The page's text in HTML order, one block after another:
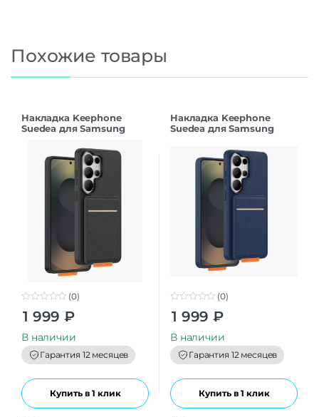
Похожие товары
Накладка Keephone
Suedea для Samsung
t
o
f
5
(0)
1 999 ₽
В наличии
Гарантия 12 месяцев
Купить в 1 клик
Накладка Keephone
Suedea для Samsung
t
o
f
5
(0)
1 999 ₽
В наличии
Гарантия 12 месяцев
Купить в 1 клик